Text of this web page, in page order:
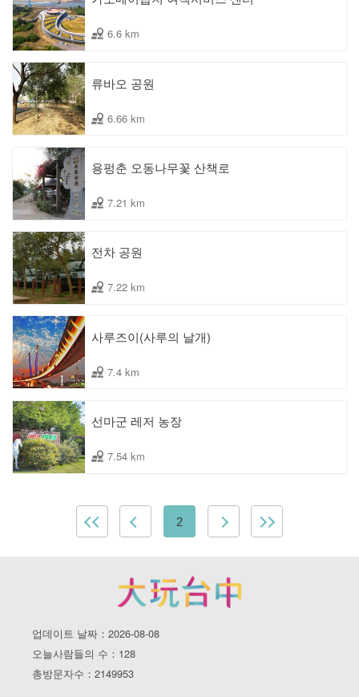
6.6 km
류바오 공원
6.66 km
용펑춘 오동나무꽃 산책로
7.21 km
전차 공원
7.22 km
사루즈이(사루의 날개)
7.4 km
선마군 레저 농장
7.54 km
2
업데이트 날짜：2026-08-08
오늘사람들의 수：128
총방문자수：2149953